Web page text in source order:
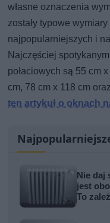
własne oznaczenia
zostały typowe
najpopularniejszych i
Najczęściej
połaciowych są 55 cm
cm, 78 cm x 118 cm
ten artykuł o oknach
Nie daj
jest
To